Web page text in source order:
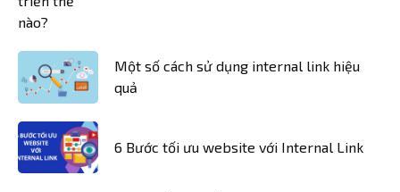
Một số cách sử dụng internal link hiệu
quả
6 Bước tối ưu website với Internal Link